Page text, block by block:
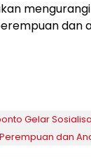
dan
Gelar
dan